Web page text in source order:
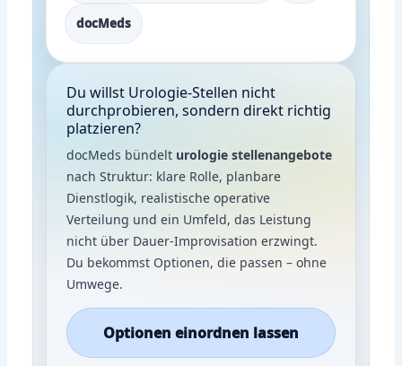
docMeds
Du willst Urologie-Stellen nicht
durchprobieren, sondern direkt richtig
platzieren?
docMeds bündelt urologie stellenangebote
nach Struktur: klare Rolle, planbare
Dienstlogik, realistische operative
Verteilung und ein Umfeld, das Leistung
nicht über Dauer-Improvisation erzwingt.
Du bekommst Optionen, die passen – ohne
Umwege.
Optionen einordnen lassen